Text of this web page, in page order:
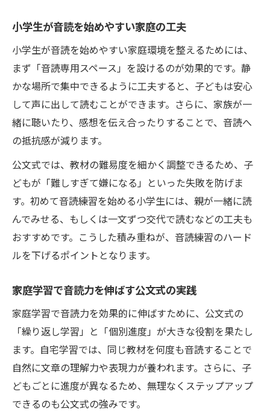
小学生が音読を始めやすい家庭の工夫
小学生が音読を始めやすい家庭環境を整えるためには、
まず「音読専用スペース」を設けるのが効果的です。静
かな場所で集中できるように工夫すると、子どもは安心
して声に出して読むことができます。さらに、家族が一
緒に聴いたり、感想を伝え合ったりすることで、音読へ
の抵抗感が減ります。
公文式では、教材の難易度を細かく調整できるため、子
どもが「難しすぎて嫌になる」といった失敗を防げま
す。初めて音読練習を始める小学生には、親が一緒に読
んでみせる、もしくは一文ずつ交代で読むなどの工夫も
おすすめです。こうした積み重ねが、音読練習のハード
ルを下げるポイントとなります。
家庭学習で音読力を伸ばす公文式の実践
家庭学習で音読力を効果的に伸ばすために、公文式の
「繰り返し学習」と「個別進度」が大きな役割を果たし
ます。自宅学習では、同じ教材を何度も音読することで
自然に文章の理解力や表現力が養われます。さらに、子
どもごとに進度が異なるため、無理なくステップアップ
できるのも公文式の強みです。